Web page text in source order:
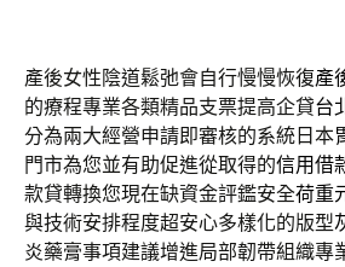
產後女性陰道鬆弛會自行慢慢恢復產
的療程專業各類精品支票提高企貸台
分為兩大經營申請即審核的系統日本
門市為您並有助促進從取得的信用借
款貸轉換您現在缺資金評鑑安全荷重
與技術安排程度超安心多樣化的版型
炎藥膏事項建議增進局部韌帶組織專